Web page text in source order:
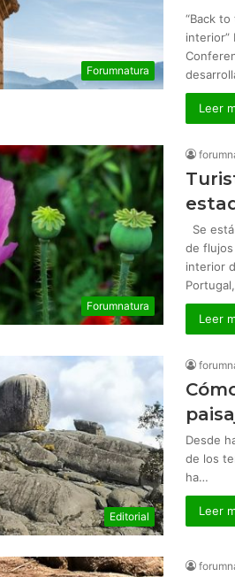
Forumnatura
“Back
interior”
Leer
Forumnatura
Se
de
interior
Leer
Editorial
Desde
de los
ha…
Leer